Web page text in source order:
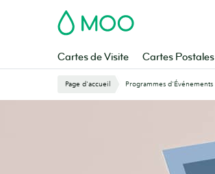
MOO
Cartes de Visite Cartes Postales
Page d'accueil Programmes d'Événements